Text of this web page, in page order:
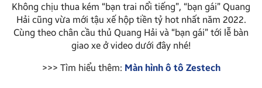
Không chịu thua kém “bạn trai nổi tiếng”, “bạn gái” Quang
Hải cũng vừa mới tậu xế hộp tiền tỷ hot nhất năm 2022.
Cùng theo chân cầu thủ Quang Hải và “bạn gái” tới lễ bàn
giao xe ở video dưới đây nhé!
>>> Tìm hiểu thêm: Màn hình ô tô Zestech